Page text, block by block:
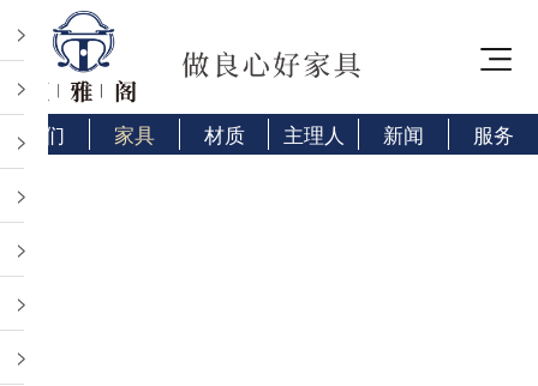
我们 家具 材质 主理人 新闻 服务
>
>
>
>
>
>
>